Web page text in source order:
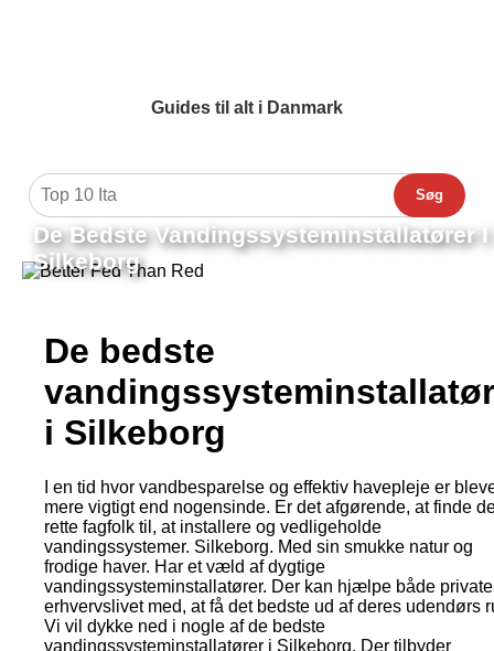
Guides til alt i Danmark
Søg
De Bedste Vandingssysteminstallatører I
Silkeborg
De bedste
i Silkeborg
I en tid hvor vandbesparelse og effektiv havepleje er
mere vigtigt end nogensinde. Er det afgørende, at finde
rette fagfolk til, at installere og vedligeholde
vandingssystemer. Silkeborg. Med sin smukke natur og
frodige haver. Har et væld af dygtige
vandingssysteminstallatører. Der kan hjælpe både
erhvervslivet med, at få det bedste ud af deres udendørs
Vi vil dykke ned i nogle af de bedste
vandingssysteminstallatører i Silkeborg. Der tilbyder